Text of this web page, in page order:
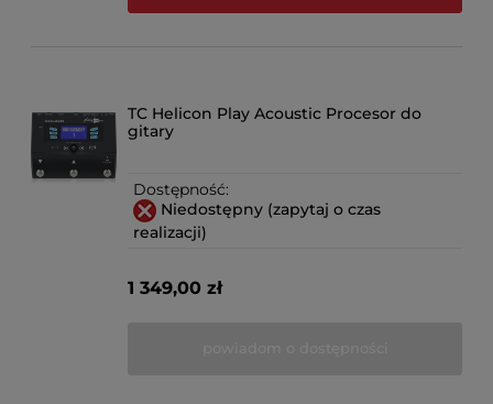
TC Helicon Play Acoustic Procesor do
gitary
Dostępność:
Niedostępny (zapytaj o czas
realizacji)
1 349,00 zł